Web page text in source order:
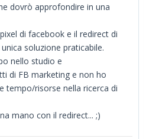
dovrò approfondire in una
di facebook e il redirect di
soluzione praticabile.
nello studio e
di FB marketing e non ho
tempo/risorse nella ricerca di
mano con il redirect... ;)